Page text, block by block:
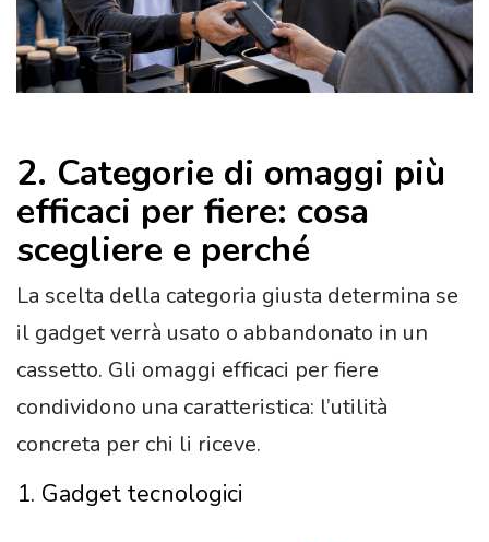
2. Categorie di omaggi più
efficaci per fiere: cosa
scegliere e perché
La scelta della categoria giusta determina se
il gadget verrà usato o abbandonato in un
cassetto. Gli omaggi efficaci per fiere
condividono una caratteristica: l’utilità
concreta per chi li riceve.
1. Gadget tecnologici